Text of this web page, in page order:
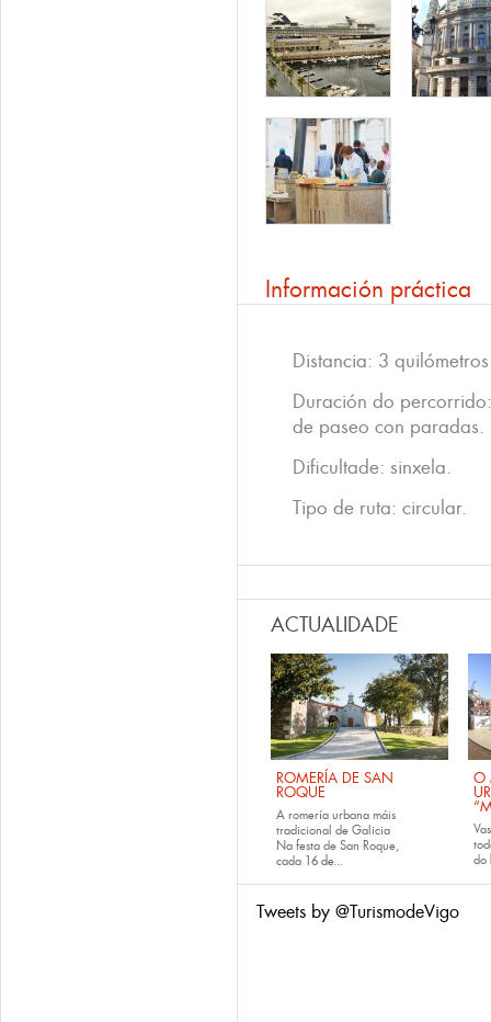
Información práctica
Distancia: 3
Duración do
de paseo con paradas.
Dificultade: sinxela.
Tipo de ruta: circular.
ACTUALIDADE
ROMERÍA DE SAN
ROQUE
A romería urbana máis
tradicional de Galicia
Na festa de San Roque,
cada 16 de...
O
do
Tweets by @TurismodeVigo